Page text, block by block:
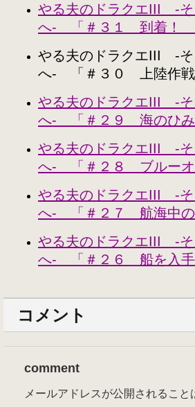
やる夫のドラクエIII -そ
へ- 「＃３１ 到着！
やる夫のドラクエIII -そ
へ- 「＃３０ 上陸作戦
やる夫のドラクエIII -そ
へ- 「＃２９ 海のひみ
やる夫のドラクエIII -そ
へ- 「＃２８ ブルーオ
やる夫のドラクエIII -そ
へ- 「＃２７ 航海中の
やる夫のドラクエIII -そ
へ- 「＃２６ 船を入手
コメント
comment
メールアドレスが公開されること